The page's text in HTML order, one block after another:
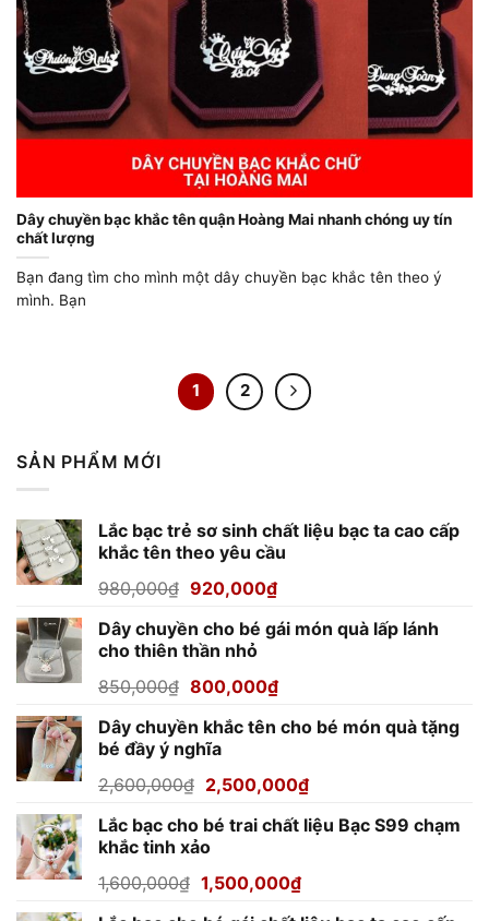
Dây chuyền bạc khắc tên quận Hoàng Mai nhanh chóng uy tín
chất lượng
Bạn đang tìm cho mình một dây chuyền bạc khắc tên theo ý
mình. Bạn
1 2
SẢN PHẨM MỚI
Lắc bạc trẻ sơ sinh chất liệu bạc ta cao cấp
khắc tên theo yêu cầu
980,000₫ Giá
là:
980,000₫.
920,000₫Giá
tại
920,000₫.
Dây chuyền cho bé gái món quà lấp lánh
cho thiên thần nhỏ
850,000₫ Giá
là:
850,000₫.
800,000₫Giá
tại
800,000₫.
Dây chuyền khắc tên cho bé món quà tặng
bé đầy ý nghĩa
2,600,000₫ Giá
là:
2,600,000₫.
2,500,000₫Giá
tại
Lắc bạc cho bé trai chất liệu Bạc S99 chạm
khắc tinh xảo
1,600,000₫ Giá
1,500,000₫Giá